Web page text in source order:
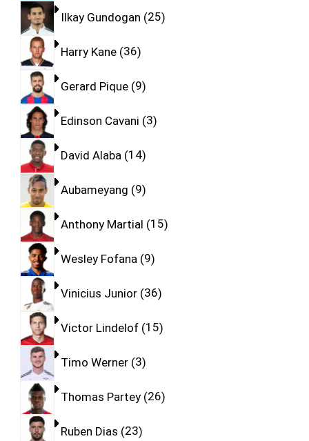
Ilkay Gundogan 25
Harry Kane 36
Gerard Pique 9
Edinson Cavani 3
David Alaba 14
Aubameyang 9
Anthony Martial 15
Wesley Fofana 9
Vinicius Junior 36
Victor Lindelof 15
Timo Werner 3
Thomas Partey 26
Ruben Dias 23